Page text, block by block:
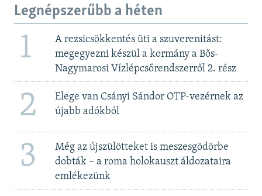
Legnépszerűbb a héten
1
A rezsicsökkentés üti a szuverenitást:
megegyezni készül a kormány a Bős-
Nagymarosi Vízlépcsőrendszerről 2. rész
2
Elege van Csányi Sándor OTP-vezérnek az
újabb adókból
3
Még az újszülötteket is meszesgödörbe
dobták – a roma holokauszt áldozataira
emlékezünk